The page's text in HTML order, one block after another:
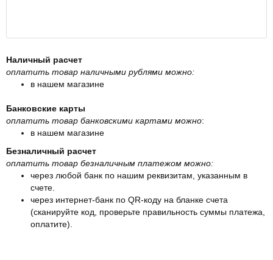
Наличный расчет
оплатить товар наличными рублями можно:
в нашем магазине
Банковские карты
оплатить товар банковскими картами можно:
в нашем магазине
Безналичный расчет
оплатить товар безналичным платежом можно:
через любой банк по нашим реквизитам, указанным в
счете.
через интернет-банк по QR-коду на бланке счета
(сканируйте код, проверьте правильность суммы платежа,
оплатите).